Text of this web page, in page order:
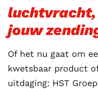
jouw
Of het nu gaat om
kwetsbaar product
uitdaging: HST